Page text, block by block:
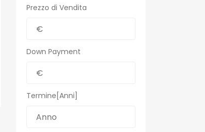
Prezzo di Vendita
Down Payment
Termine[Anni]